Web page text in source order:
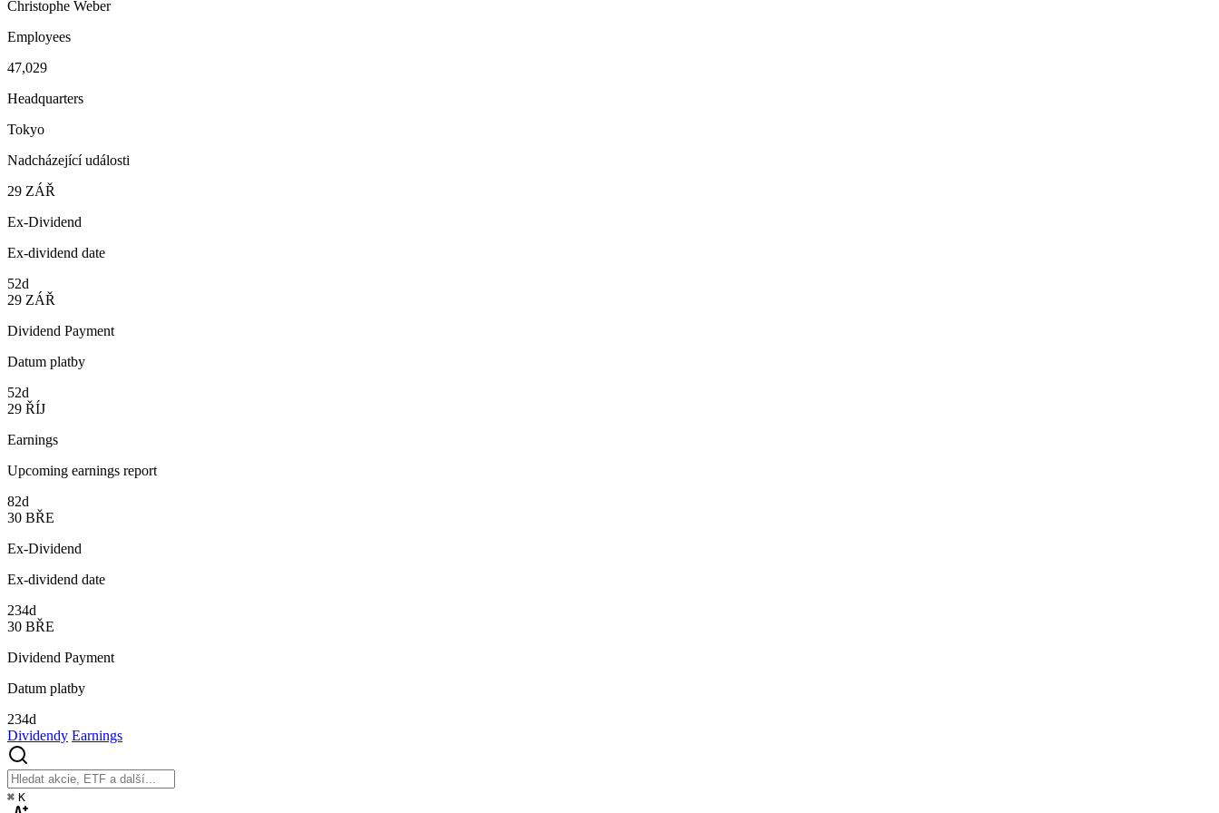
Christophe Weber
Employees
47,029
Headquarters
Tokyo
Nadcházející události
29 ZÁŘ
Ex-Dividend
Ex-dividend date
52d
29 ZÁŘ
Dividend Payment
Datum platby
52d
29 ŘÍJ
Earnings
Upcoming earnings report
82d
30 BŘE
Ex-Dividend
Ex-dividend date
234d
30 BŘE
Dividend Payment
Datum platby
234d
Dividendy Earnings
⌘ K